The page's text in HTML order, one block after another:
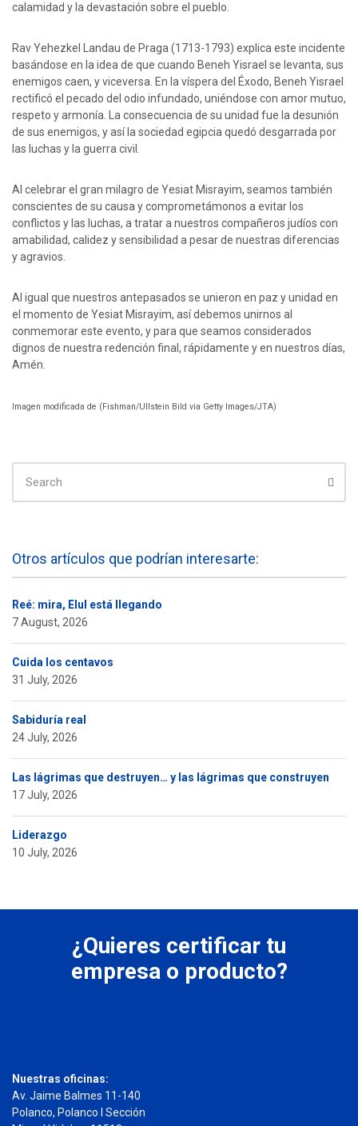
calamidad y la devastación sobre el pueblo.
Rav Yehezkel Landau de Praga (1713-1793) explica este incidente
basándose en la idea de que cuando Beneh Yisrael se levanta, sus
enemigos caen, y viceversa. En la víspera del Éxodo, Beneh Yisrael
rectificó el pecado del odio infundado, uniéndose con amor mutuo,
respeto y armonía. La consecuencia de su unidad fue la desunión
de sus enemigos, y así la sociedad egipcia quedó desgarrada por
las luchas y la guerra civil.
Al celebrar el gran milagro de Yesiat Misrayim, seamos también
conscientes de su causa y comprometámonos a evitar los
conflictos y las luchas, a tratar a nuestros compañeros judíos con
amabilidad, calidez y sensibilidad a pesar de nuestras diferencias
y agravios.
Al igual que nuestros antepasados se unieron en paz y unidad en
el momento de Yesiat Misrayim, así debemos unirnos al
conmemorar este evento, y para que seamos considerados
dignos de nuestra redención final, rápidamente y en nuestros días,
Amén.
Imagen modificada de (Fishman/Ullstein Bild via Getty Images/JTA)
SEARCH
FOR:
Otros artículos que podrían interesarte:
Reé: mira, Elul está llegando
7 August, 2026
Cuida los centavos
31 July, 2026
Sabiduría real
24 July, 2026
Las lágrimas que destruyen… y las lágrimas que construyen
17 July, 2026
Liderazgo
10 July, 2026
¿Quieres certificar tu
empresa o producto?
Nuestras oficinas:
Av. Jaime Balmes 11-140
Polanco, Polanco I Sección